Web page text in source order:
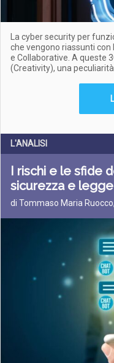
La cyber security per
che vengono riassunti con
e Collaborative. A queste
(Creativity), una
L'ANALISI
I rischi e le sfide
sicurezza e legge
di Tommaso Maria